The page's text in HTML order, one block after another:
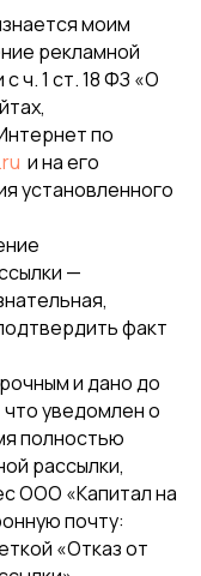
моим
рекламной
ч. 1 ст. 18 ФЗ «О
по
и на его
установленного
—
факт
и дано до
уведомлен о
полностью
рассылки,
ООО «Капитал на
почту:
«Отказ от